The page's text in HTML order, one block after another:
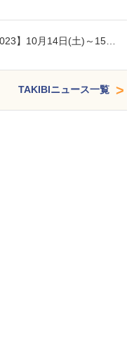
】10月14日(土)～15…
TAKIBIニュース一覧